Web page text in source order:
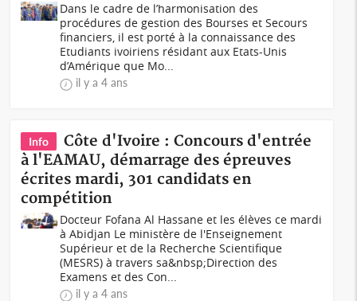
Dans le cadre de l’harmonisation des
procédures de gestion des Bourses et Secours
financiers, il est porté à la connaissance des
Etudiants ivoiriens résidant aux Etats-Unis
d’Amérique que Mo...
il y a 4 ans
Info
Côte d'Ivoire : Concours d'entrée
à l'EAMAU, démarrage des épreuves
écrites mardi, 301 candidats en
compétition
Docteur Fofana Al Hassane et les élèves ce mardi
à Abidjan Le ministère de l'Enseignement
Supérieur et de la Recherche Scientifique
(MESRS) à travers sa&nbsp;Direction des
Examens et des Con...
il y a 4 ans